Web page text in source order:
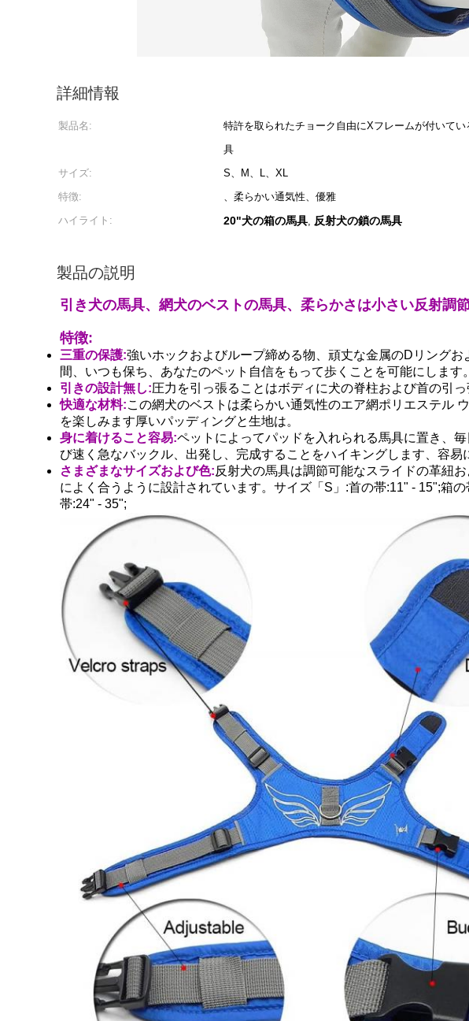
詳細情報
製品名:
特許を取られたチョーク自由にXフレームが付いて
具
サイズ: S、M、L、XL
特徴:
、柔らかい通気性、優雅
ハイライト:
20"犬の箱の馬具, 反射犬の鎖の馬具
製品の説明
引き犬の馬具、網犬のベストの馬具、柔らかさは小さい反射調
特徴:
三重の保護:強いホックおよびループ締める物、頑丈な金属のDリング
間、いつも保ち、あなたのペット自信をもって歩くことを可能にします。
引きの設計無し:圧力を引っ張ることはボディに犬の脊柱および首の引
快適な材料:この網犬のベストは柔らかい通気性のエア網ポリエステル
を楽しみます厚いパッディングと生地は。
身に着けること容易:ペットによってパッドを入れられる馬具に置き、
び速く急なバックル、出発し、完成することをハイキングします、容易
さまざまなサイズおよび色:反射犬の馬具は調節可能なスライドの革紐
によく合うように設計されています。サイズ「S」:首の帯:11" - 15";箱
帯:24" - 35";